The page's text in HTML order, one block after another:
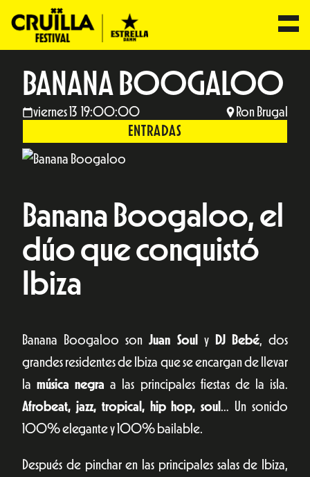
BANANA BOOGALOO
viernes 13 19:00:00 Ron Brugal
ENTRADAS
Banana Boogaloo, el
dúo que conquistó
Ibiza
Banana Boogaloo sonJuan Soul y DJ Bebé, dos
grandes residentes de Ibiza que se encargan de llevar
lamúsica negra a las principales fiestas de la isla.
Afrobeat, jazz, tropical, hip hop, soul… Un sonido
100% elegante y 100% bailable.
Después de pinchar en las principales salas de Ibiza,